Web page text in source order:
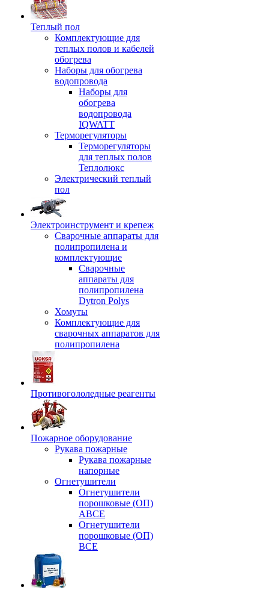
Теплый пол
Комплектующие для
теплых полов и кабелей
обогрева
Наборы для обогрева
водопровода
Наборы для
обогрева
водопровода
IQWATT
Терморегуляторы
Терморегуляторы
для теплых полов
Теплолюкс
Электрический теплый
пол
Электроинструмент и крепеж
Сварочные аппараты для
полипропилена и
комплектующие
Сварочные
аппараты для
полипропилена
Dytron Polys
Хомуты
Комплектующие для
сварочных аппаратов для
полипропилена
Противогололедные реагенты
Пожарное оборудование
Рукава пожарные
Рукава пожарные
напорные
Огнетушители
Огнетушители
порошковые (ОП)
АВСЕ
Огнетушители
порошковые (ОП)
ВСЕ